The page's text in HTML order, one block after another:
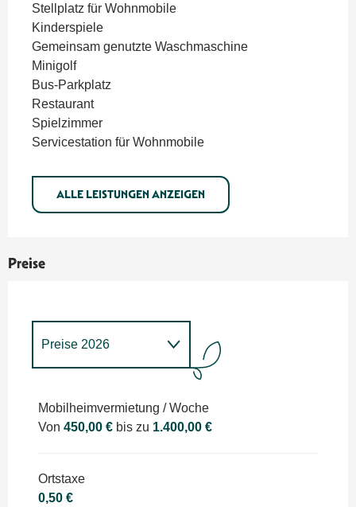
Stellplatz für Wohnmobile
Kinderspiele
Gemeinsam genutzte Waschmaschine
Minigolf
Bus-Parkplatz
Restaurant
Spielzimmer
Servicestation für Wohnmobile
ALLE LEISTUNGEN ANZEIGEN
Preise
Preise 2026
Mobilheimvermietung / Woche
Von 450,00 € bis zu 1.400,00 €
Ortstaxe
0,50 €